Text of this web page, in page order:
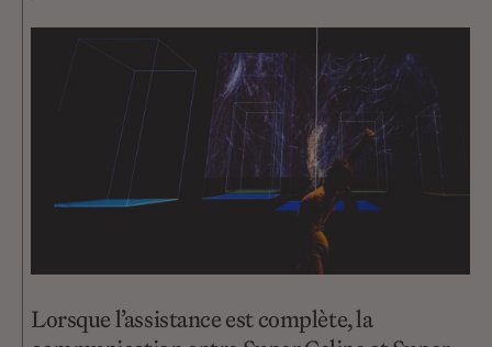
Lorsque l’assistance est complète, la